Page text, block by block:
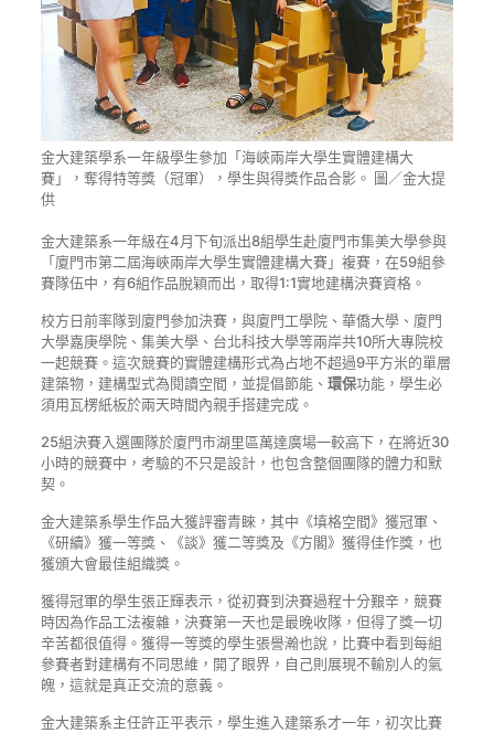
金大建築學系一年級學生參加「海峽兩岸大學生實體建構大
賽」，奪得特等獎（冠軍），學生與得獎作品合影。 圖／金大提
供
金大建築系一年級在4月下旬派出8組學生赴廈門市集美大學參與
「廈門市第二屆海峽兩岸大學生實體建構大賽」複賽，在59組參
賽隊伍中，有6組作品脫穎而出，取得1:1實地建構決賽資格。
校方日前率隊到廈門參加決賽，與廈門工學院、華僑大學、廈門
大學嘉庚學院、集美大學、台北科技大學等兩岸共10所大專院校
一起競賽。這次競賽的實體建構形式為占地不超過9平方米的單層
建築物，建構型式為閱讀空間，並提倡節能、 環保功能，學生必
須用瓦楞紙板於兩天時間內親手搭建完成。
25組決賽入選團隊於廈門市湖里區萬達廣場一較高下，在將近30
小時的競賽中，考驗的不只是設計，也包含整個團隊的體力和默
契。
金大建築系學生作品大獲評審青睞，其中《填格空間》獲冠軍、
《研續》獲一等獎、《談》獲二等獎及《方閣》獲得佳作獎，也
獲頒大會最佳組織獎。
獲得冠軍的學生張正輝表示，從初賽到決賽過程十分艱辛，競賽
時因為作品工法複雜，決賽第一天也是最晚收隊，但得了獎一切
辛苦都很值得。獲得一等獎的學生張譽瀚也說，比賽中看到每組
參賽者對建構有不同思維，開了眼界，自己則展現不輸別人的氣
魄，這就是真正交流的意義。
金大建築系主任許正平表示，學生進入建築系才一年，初次比賽